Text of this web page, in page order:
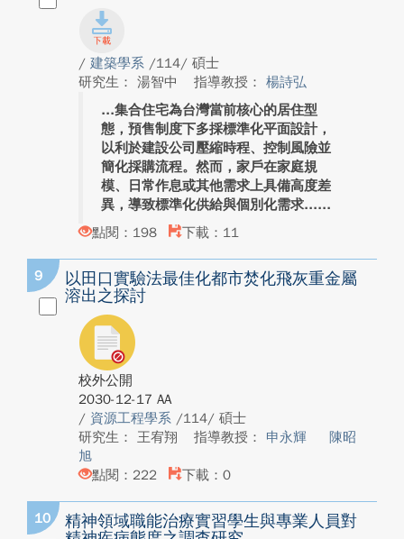
/ 建築學系 /114/ 碩士
研究生： 湯智中
指導教授： 楊詩弘
集合住宅為台灣當前核心的居住型
態，預售制度下多採標準化平面設計，
以利於建設公司壓縮時程、控制風險並
簡化採購流程。然而，家戶在家庭規
模、日常作息或其他需求上具備高度差
異，導致標準化供給與個別化需求...
點閱：198
下載：11
9
以田口實驗法最佳化都市焚化飛灰重金屬
溶出之探討
校外公開
2030-12-17 AA
/ 資源工程學系 /114/ 碩士
研究生： 王宥翔
指導教授： 申永輝
陳昭
旭
點閱：222
下載：0
10
精神領域職能治療實習學生與專業人員對